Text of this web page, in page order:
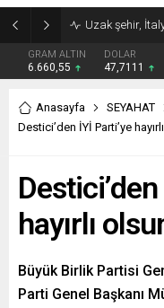
GRAM ALTIN
6.660,55
DOLAR
47,7111
Anasayfa
SEYAHAT
Destici’den İYİ Parti’ye
hayırlı
Büyük Birlik Partisi
Parti Genel Başkanı